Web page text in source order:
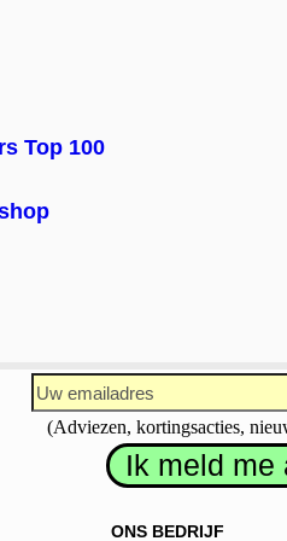
Top 100
(Adviezen, kortingsacties,
ONS BEDRIJF